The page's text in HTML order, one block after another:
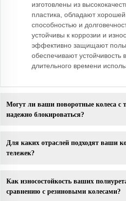
изготовлены из
пластика, обладают
способностью и
устойчивы к коррозии и
эффективно защищают полы
обеспечивают устойчивость
длительного времени
Могут ли ваши поворотные колеса с
надежно блокироваться?
Для каких отраслей подходят ваши
тележек?
Как износостойкость ваших
сравнению с резиновыми колесами?